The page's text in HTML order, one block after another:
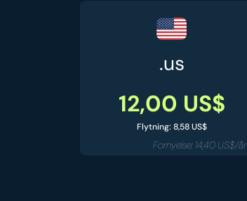
.us
12,00 US$
Flytning: 8,58 US$
Fornyelse: 14,40 US$/år